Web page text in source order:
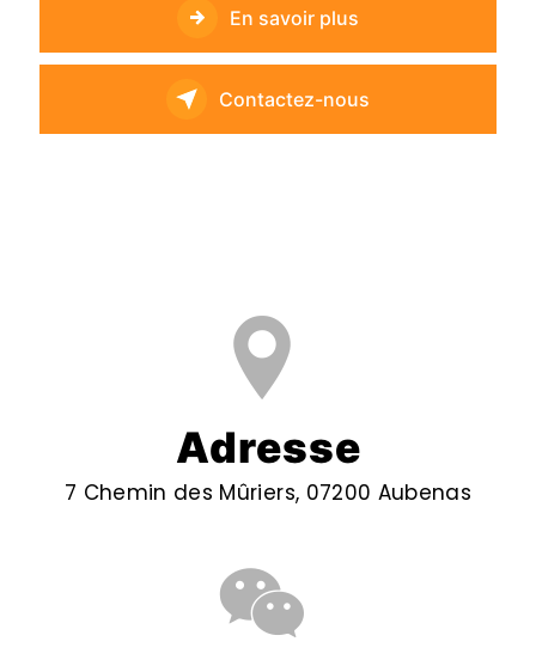
En savoir plus
Contactez-nous
Adresse
7 Chemin des Mûriers, 07200 Aubenas